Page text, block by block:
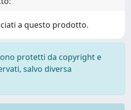
a questo prodotto.
protetti da copyright e
salvo diversa